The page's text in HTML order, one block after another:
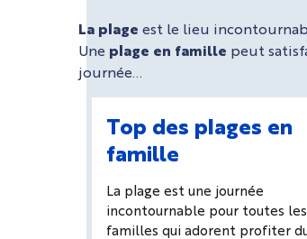
La plage est le lieu
Une plage en famille peut
journée…
Top des plages en
famille
La plage est une journée
incontournable pour toutes les
familles qui adorent profiter